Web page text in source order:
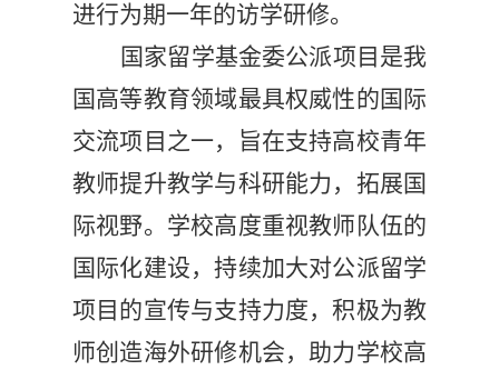
进行为期一年的访学研修。
国家留学基金委公派项目是我
国高等教育领域最具权威性的国际
交流项目之一，旨在支持高校青年
教师提升教学与科研能力，拓展国
际视野。学校高度重视教师队伍的
国际化建设，持续加大对公派留学
项目的宣传与支持力度，积极为教
师创造海外研修机会，助力学校高